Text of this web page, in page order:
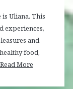
Uliana. This
experiences,
and
food,
Read More